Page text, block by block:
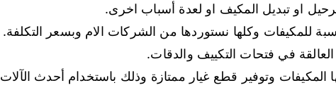
او تبديل المكيف او لعدة أسباب اخرى.
للمكيفات وكلها نستوردها من الشركات الام وبسعر التكلفة.
في فتحات التكييف والدقات.
المكيفات وتوفير قطع غيار ممتازة وذلك باستخدام أحدث الآلات